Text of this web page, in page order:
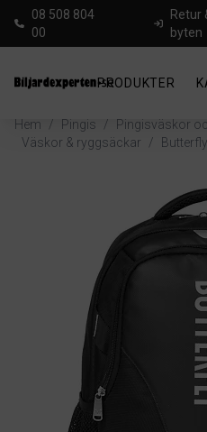
08 508 804
00
Retur
byten
PRODUKTER
Hem / Pingis / Pingisväskor
Väskor & ryggsäckar
/